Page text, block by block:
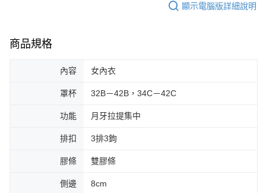
顯示電腦版詳細說明
商品規格
內容 女內衣
罩杯 32B－42B，34C－42C
功能 月牙拉提集中
排扣 3排3鉤
膠條 雙膠條
側邊 8cm